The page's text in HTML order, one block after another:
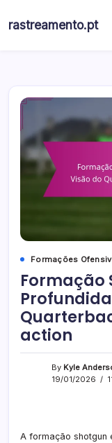
rastreamento.pt
Formações
Formação
action
By Kyle
19/01/2026
A formação shotgun